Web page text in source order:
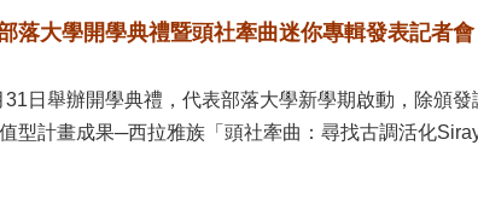
落大學開學典禮暨頭社牽曲迷你專輯發表記者會
日舉辦開學典禮，代表部落大學新學期啟動，除頒發
型計畫成果─西拉雅族「頭社牽曲：尋找古調活化